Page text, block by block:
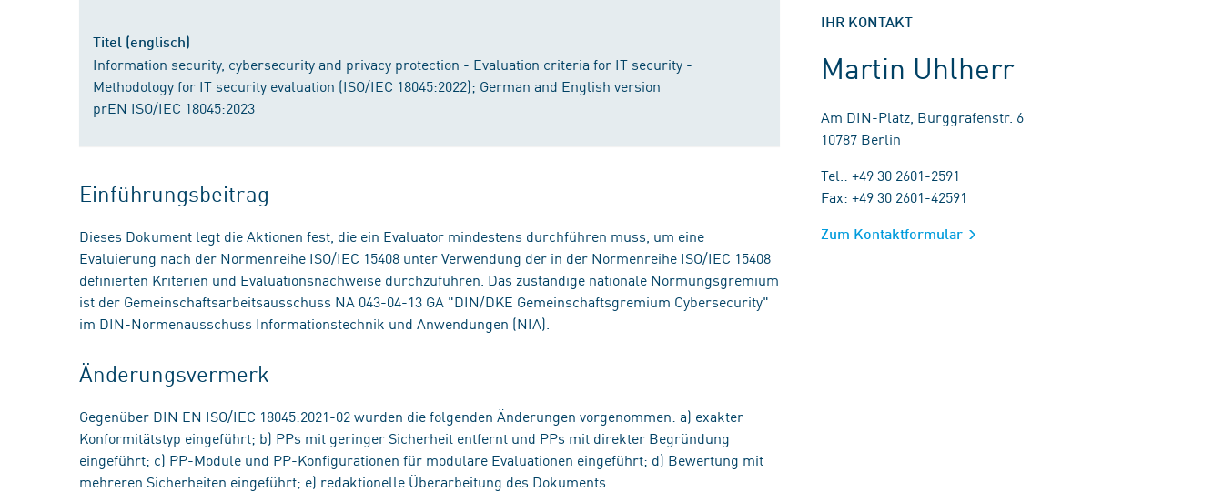
Titel (englisch)
Information security, cybersecurity and privacy protection - Evaluation criteria for IT security -
Methodology for IT security evaluation (ISO/IEC 18045:2022); German and English version
prEN ISO/IEC 18045:2023
Einführungsbeitrag
Dieses Dokument legt die Aktionen fest, die ein Evaluator mindestens durchführen muss, um eine
Evaluierung nach der Normenreihe ISO/IEC 15408 unter Verwendung der in der Normenreihe ISO/IEC 15408
definierten Kriterien und Evaluationsnachweise durchzuführen. Das zuständige nationale Normungsgremium
ist der Gemeinschaftsarbeitsausschuss NA 043-04-13 GA "DIN/DKE Gemeinschaftsgremium Cybersecurity"
im DIN-Normenausschuss Informationstechnik und Anwendungen (NIA).
Änderungsvermerk
Gegenüber DIN EN ISO/IEC 18045:2021-02 wurden die folgenden Änderungen vorgenommen: a) exakter
Konformitätstyp eingeführt; b) PPs mit geringer Sicherheit entfernt und PPs mit direkter Begründung
eingeführt; c) PP-Module und PP-Konfigurationen für modulare Evaluationen eingeführt; d) Bewertung mit
mehreren Sicherheiten eingeführt; e) redaktionelle Überarbeitung des Dokuments.
IHR KONTAKT
Martin Uhlherr
Am DIN-Platz, Burggrafenstr. 6
10787 Berlin
Tel.: +49 30 2601-2591
Fax: +49 30 2601-42591
Zum Kontaktformular